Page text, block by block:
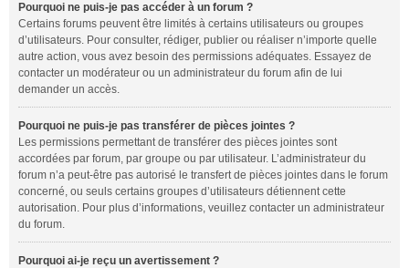
Pourquoi ne puis-je pas accéder à un forum ?
Certains forums peuvent être limités à certains utilisateurs ou groupes
d’utilisateurs. Pour consulter, rédiger, publier ou réaliser n’importe quelle
autre action, vous avez besoin des permissions adéquates. Essayez de
contacter un modérateur ou un administrateur du forum afin de lui
demander un accès.
Pourquoi ne puis-je pas transférer de pièces jointes ?
Les permissions permettant de transférer des pièces jointes sont
accordées par forum, par groupe ou par utilisateur. L’administrateur du
forum n’a peut-être pas autorisé le transfert de pièces jointes dans le forum
concerné, ou seuls certains groupes d’utilisateurs détiennent cette
autorisation. Pour plus d’informations, veuillez contacter un administrateur
du forum.
Pourquoi ai-je reçu un avertissement ?